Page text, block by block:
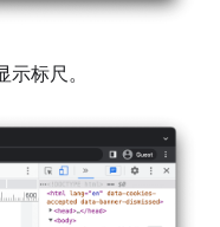
标尺。